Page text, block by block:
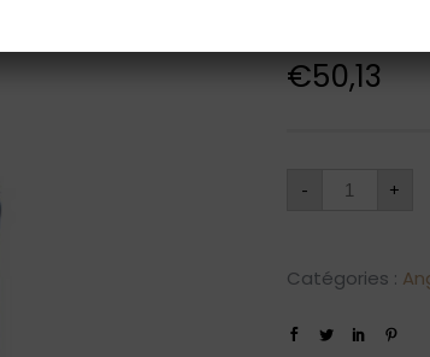
Bombay
€50,13
- +
Catégories :